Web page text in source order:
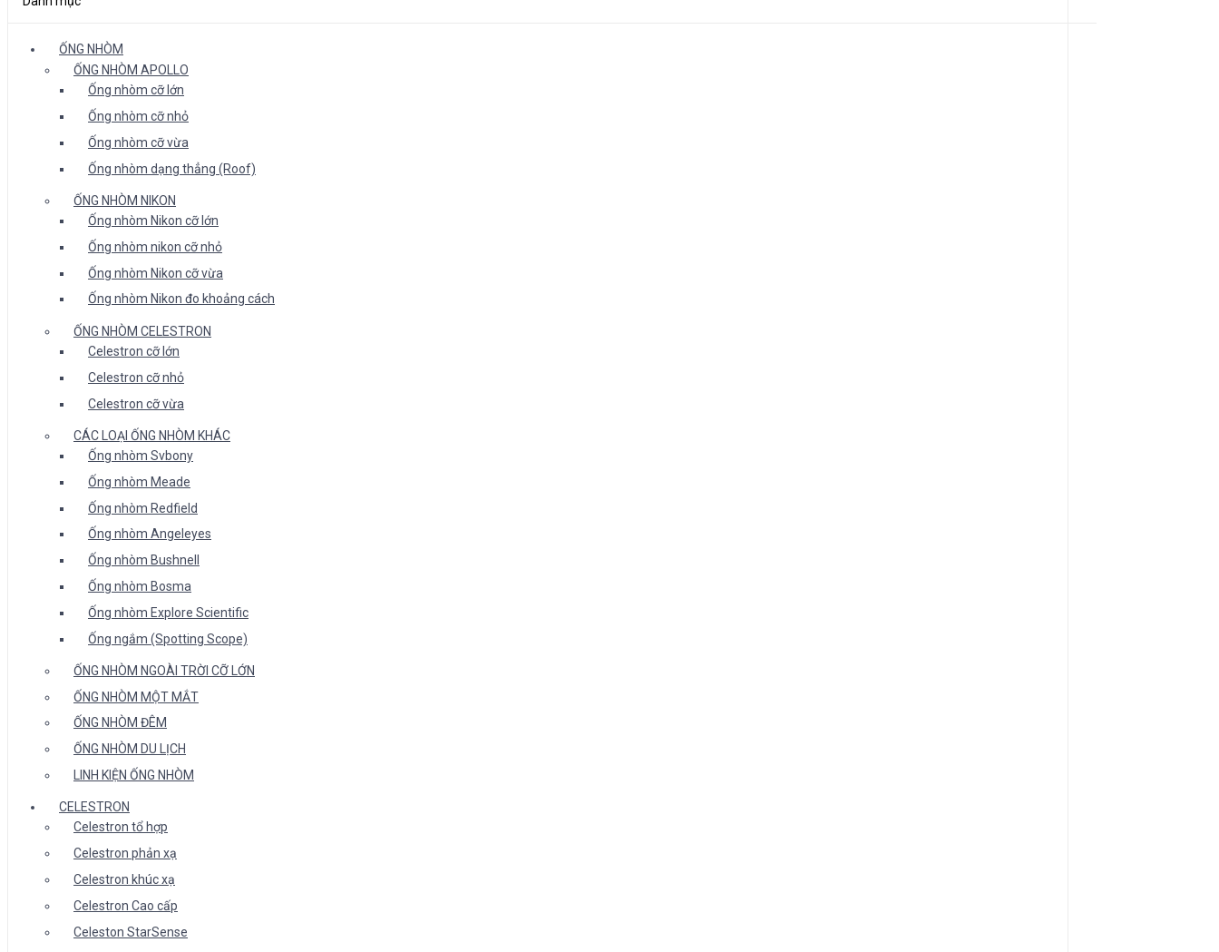
ỐNG NHÒM
ỐNG NHÒM APOLLO
Ống nhòm cỡ lớn
Ống nhòm cỡ nhỏ
Ống nhòm cỡ vừa
Ống nhòm dạng thẳng (Roof)
ỐNG NHÒM NIKON
Ống nhòm Nikon cỡ lớn
Ống nhòm nikon cỡ nhỏ
Ống nhòm Nikon cỡ vừa
Ống nhòm Nikon đo khoảng cách
ỐNG NHÒM CELESTRON
Celestron cỡ lớn
Celestron cỡ nhỏ
Celestron cỡ vừa
CÁC LOẠI ỐNG NHÒM KHÁC
Ống nhòm Svbony
Ống nhòm Meade
Ống nhòm Redfield
Ống nhòm Angeleyes
Ống nhòm Bushnell
Ống nhòm Bosma
Ống nhòm Explore Scientific
Ống ngắm (Spotting Scope)
ỐNG NHÒM NGOÀI TRỜI CỠ LỚN
ỐNG NHÒM MỘT MẮT
ỐNG NHÒM ĐÊM
ỐNG NHÒM DU LỊCH
LINH KIỆN ỐNG NHÒM
CELESTRON
Celestron tổ hợp
Celestron phản xạ
Celestron khúc xạ
Celestron Cao cấp
Celeston StarSense